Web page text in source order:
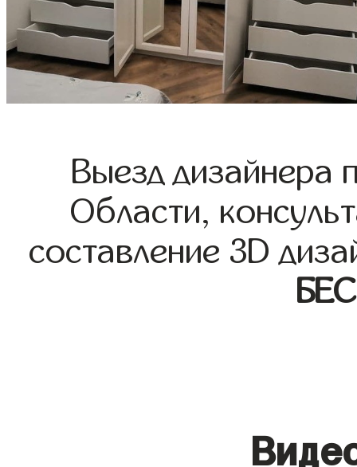
Выезд дизайнера
Области,
составление 3D